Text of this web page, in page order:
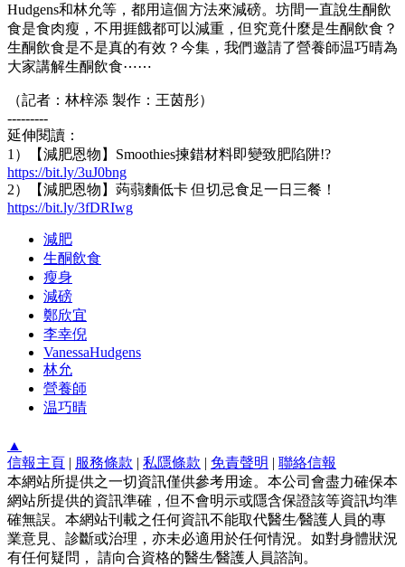
Hudgens和林允等，都用這個方法來減磅。坊間一直說生酮飲
食是食肉瘦，不用捱餓都可以減重，但究竟什麼是生酮飲食？
生酮飲食是不是真的有效？今集，我們邀請了營養師温巧晴為
大家講解生酮飲食⋯⋯
（記者：林梓添 製作：王茵彤）
---------
延伸閱讀：
1）【減肥恩物】Smoothies揀錯材料即變致肥陷阱!?
https://bit.ly/3uJ0bng
2）【減肥恩物】蒟蒻麵低卡 但切忌食足一日三餐！
https://bit.ly/3fDRIwg
減肥
生酮飲食
瘦身
減磅
鄭欣宜
李幸倪
VanessaHudgens
林允
營養師
温巧晴
▲
信報主頁 | 服務條款 | 私隱條款 | 免責聲明 | 聯絡信報
本網站所提供之一切資訊僅供參考用途。本公司會盡力確保本
網站所提供的資訊準確，但不會明示或隱含保證該等資訊均準
確無誤。本網站刊載之任何資訊不能取代醫生∕醫護人員的專
業意見、診斷或治理，亦未必適用於任何情況。如對身體狀況
有任何疑問， 請向合資格的醫生∕醫護人員諮詢。